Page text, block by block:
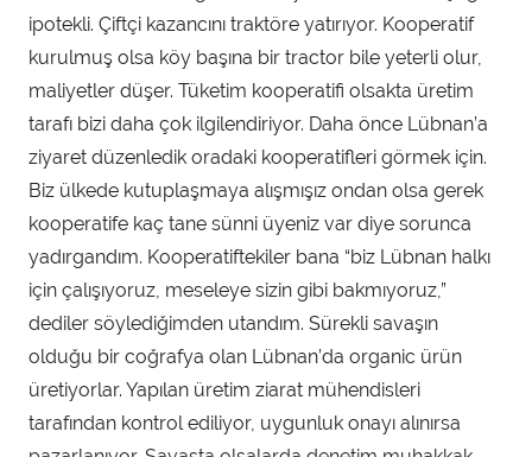
ipotekli. Çiftçi kazancını traktöre yatırıyor. Kooperatif
kurulmuş olsa köy başına bir tractor bile yeterli olur,
maliyetler düşer. Tüketim kooperatifi olsakta üretim
tarafı bizi daha çok ilgilendiriyor. Daha önce Lübnan’a
ziyaret düzenledik oradaki kooperatifleri görmek için.
Biz ülkede kutuplaşmaya alışmışız ondan olsa gerek
kooperatife kaç tane sünni üyeniz var diye sorunca
yadırgandım. Kooperatiftekiler bana “biz Lübnan halkı
için çalışıyoruz, meseleye sizin gibi bakmıyoruz,”
dediler söylediğimden utandım. Sürekli savaşın
olduğu bir coğrafya olan Lübnan’da organic ürün
üretiyorlar. Yapılan üretim ziarat mühendisleri
tarafından kontrol ediliyor, uygunluk onayı alınırsa